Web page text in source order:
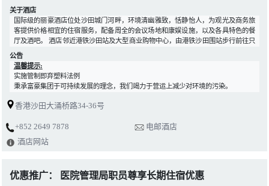
关于酒店
国际级的丽豪酒店位处沙田城门河畔，环境清幽雅致，恬静怡人，为观光及商务旅
客提供价格相宜的住宿服务，配备周全的会议场地和康娱设施，以及各具特色的餐
厅及酒吧。 酒店邻近港铁沙田站及大型商业购物中心，由港铁沙田围站步行前往只
需五分钟，往来香港国际机场只需约二十五分钟的车程，顾客亦可乘搭其它公共交
通工具往来酒店至香港各主要商业及购物区，交通方便快捷。
公告
温馨提示:
实施管制即弃塑料法例
秉承富豪集团于可持续发展的理念，我们竭力于营运上减少对环境的污染。
应即弃塑料洗漱梳妆用品和客房内的即弃胶樽装水。同时我们亦鼓励旅客自备洗漱
支持绿色旅游，一同参与节约使用即弃塑料用品，共建美好居住环境。
联络我们:
香港沙田大涌桥路34-36号
+852 2649 7878
电邮酒店
酒店网站
优惠推广： 医院管理局职员尊享长期住宿优惠